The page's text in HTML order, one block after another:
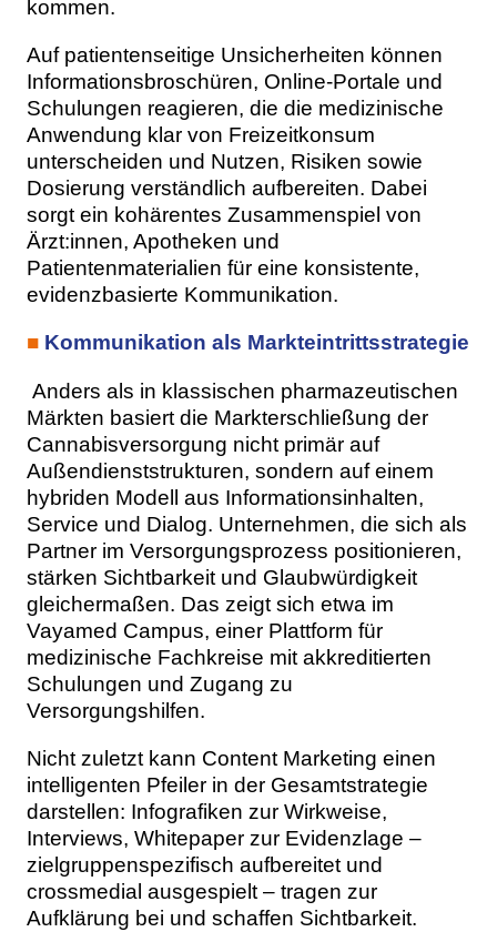
kommen.
Auf patientenseitige Unsicherheiten können
Informationsbroschüren, Online-Portale und
Schulungen reagieren, die die medizinische
Anwendung klar von Freizeitkonsum
unterscheiden und Nutzen, Risiken sowie
Dosierung verständlich aufbereiten. Dabei
sorgt ein kohärentes Zusammenspiel von
Ärzt:innen, Apotheken und
Patientenmaterialien für eine konsistente,
evidenzbasierte Kommunikation.
■ Kommunikation als Markteintrittsstrategie
Anders als in klassischen pharmazeutischen
Märkten basiert die Markterschließung der
Cannabisversorgung nicht primär auf
Außendienststrukturen, sondern auf einem
hybriden Modell aus Informationsinhalten,
Service und Dialog. Unternehmen, die sich als
Partner im Versorgungsprozess positionieren,
stärken Sichtbarkeit und Glaubwürdigkeit
gleichermaßen. Das zeigt sich etwa im
Vayamed Campus, einer Plattform für
medizinische Fachkreise mit akkreditierten
Schulungen und Zugang zu
Versorgungshilfen.
Nicht zuletzt kann Content Marketing einen
intelligenten Pfeiler in der Gesamtstrategie
darstellen: Infografiken zur Wirkweise,
Interviews, Whitepaper zur Evidenzlage –
zielgruppenspezifisch aufbereitet und
crossmedial ausgespielt – tragen zur
Aufklärung bei und schaffen Sichtbarkeit.